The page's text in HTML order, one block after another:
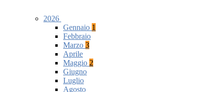
2026
Gennaio 1
Febbraio
Marzo 3
Aprile
Maggio 2
Giugno
Luglio
Agosto